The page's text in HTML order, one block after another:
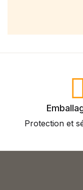
Protection et